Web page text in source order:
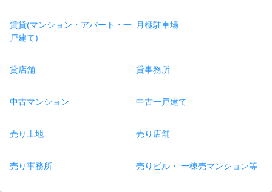
賃貸(マンション・アパート・一
戸建て)
月極駐車場
貸店舗 貸事務所
中古マンション 中古一戸建て
売り土地 売り店舗
売り事務所 売りビル・ 一棟売マンション等